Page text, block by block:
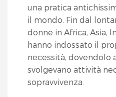
una pratica
il mondo. Fin dal
donne in Africa, Asia,
hanno indossato il
necessità, dovendolo
svolgevano attività
sopravvivenza.